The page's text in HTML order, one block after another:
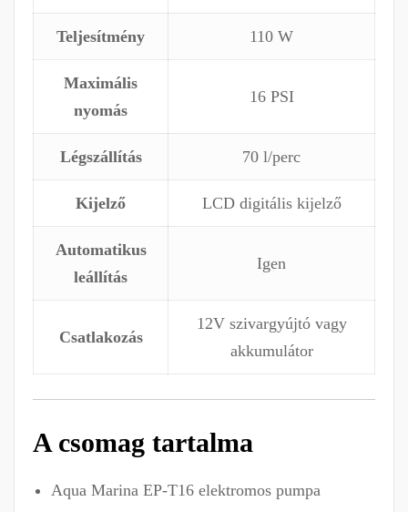
Teljesítmény 110 W
Maximális
nyomás
16 PSI
Légszállítás 70 l/perc
Kijelző LCD digitális kijelző
Automatikus
leállítás
Igen
Csatlakozás
12V szivargyújtó vagy
akkumulátor
A csomag tartalma
Aqua Marina EP-T16 elektromos pumpa